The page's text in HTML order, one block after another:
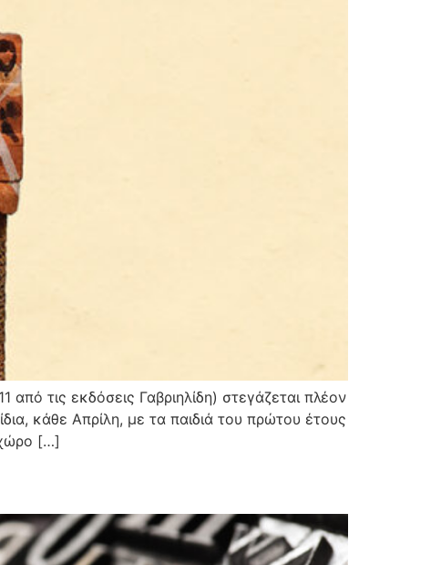
τις εκδόσεις Γαβριηλίδη) στεγάζεται πλέον
κάθε Απρίλη, με τα παιδιά του πρώτου έτους
χώρο […]